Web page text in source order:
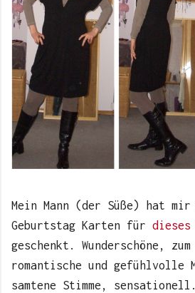
Mein Mann (der Süße) hat mir
Geburtstag Karten für dieses
geschenkt. Wunderschöne,
romantische und gefühlvolle
samtene Stimme,